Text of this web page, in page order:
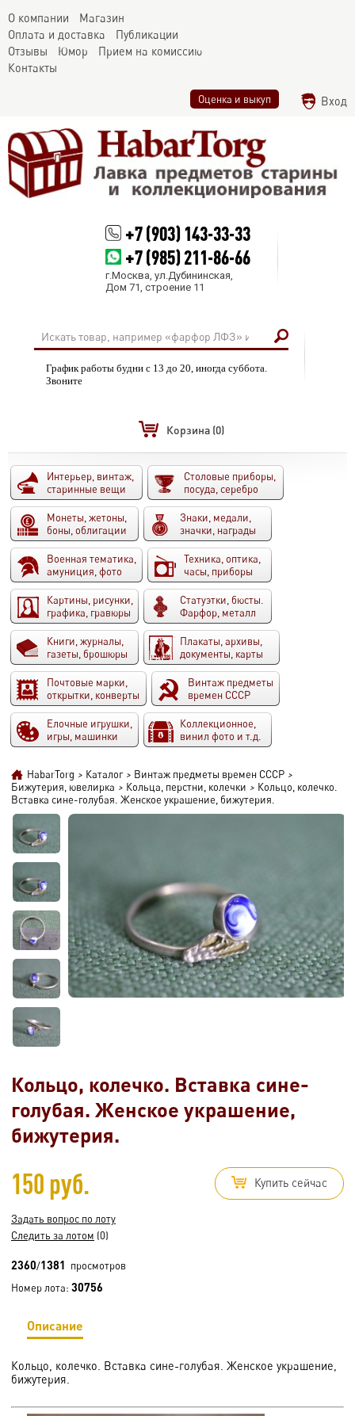
О компании
Магазин
Оплата и доставка
Публикации
Отзывы
Юмор
Прием на комиссию
Контакты
Оценка и выкуп Вход
+7 (903) 143-33-33
+7 (985) 211-86-66
г.Москва, ул.Дубининская,
Дом 71, строение 11
График работы будни с 13 до 20, иногда суббота.
Звоните
Корзина (0)
Интерьер, винтаж,
старинные вещи
Столовые приборы,
посуда, серебро
Монеты, жетоны,
боны, облигации
Знаки, медали,
значки, награды
Военная тематика,
амуниция, фото
Техника, оптика,
часы, приборы
Картины, рисунки,
графика, гравюры
Статуэтки, бюсты.
Фарфор, металл
Книги, журналы,
газеты, брошюры
Плакаты, архивы,
документы, карты
Почтовые марки,
открытки, конверты
Винтаж предметы
времен СССР
Елочные игрушки,
игры, машинки
Коллекционное,
винил фото и т.д.
HabarTorg > Каталог > Винтаж предметы времен СССР >
Бижутерия, ювелирка > Кольца, перстни, колечки > Кольцо, колечко.
Вставка сине-голубая. Женское украшение, бижутерия.
Кольцо, колечко. Вставка сине-
голубая. Женское украшение,
бижутерия.
150 руб. Купить сейчас
Задать вопрос по лоту
Следить за лотом (0)
2360/1381 просмотров
Номер лота: 30756
Описание
Кольцо, колечко. Вставка сине-голубая. Женское украшение,
бижутерия.